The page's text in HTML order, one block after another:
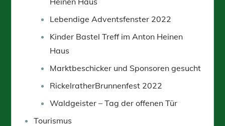
Lebendige Adventsfenster 2022
Kinder Bastel Treff im Anton Heinen
Haus
Marktbeschicker und Sponsoren gesucht
RickelratherBrunnenfest 2022
Waldgeister – Tag der offenen Tür
Tourismus